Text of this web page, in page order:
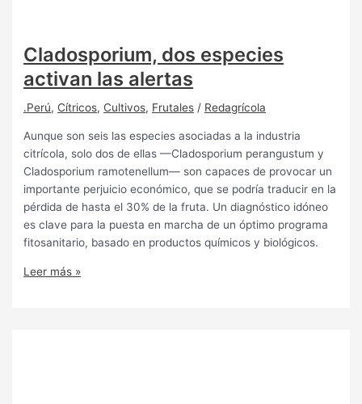
Cladosporium, dos especies
activan las alertas
.Perú, Cítricos, Cultivos, Frutales / Redagrícola
Aunque son seis las especies asociadas a la industria
citrícola, solo dos de ellas —Cladosporium perangustum y
Cladosporium ramotenellum— son capaces de provocar un
importante perjuicio económico, que se podría traducir en la
pérdida de hasta el 30% de la fruta. Un diagnóstico idóneo
es clave para la puesta en marcha de un óptimo programa
fitosanitario, basado en productos químicos y biológicos.
Leer más »